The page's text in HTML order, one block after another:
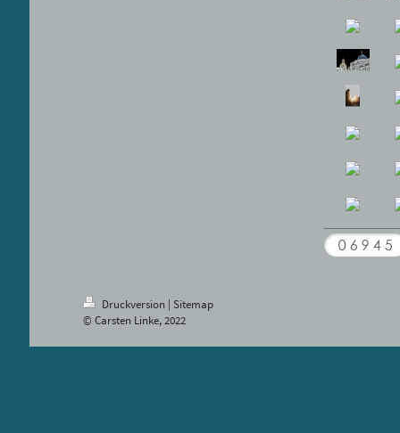
Druckversion | Sitemap
© Carsten Linke, 2022